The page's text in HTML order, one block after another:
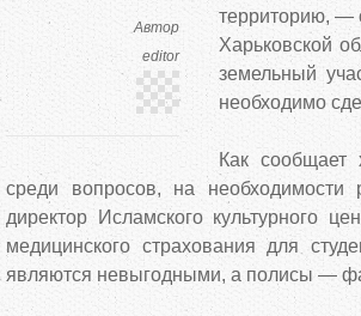
Автор
editor
территорию, —
Харьковской
земельный
необходимо
Как сообщает
среди вопросов, на необходимости
директор Исламского культурного
медицинского страхования для
являются невыгодными, а полисы —